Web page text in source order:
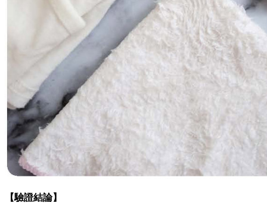
【驗證結論】